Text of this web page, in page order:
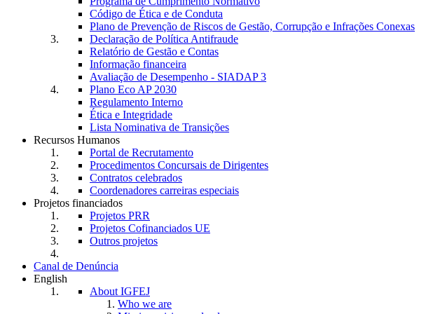
Código de Ética e de Conduta
Plano de Prevenção de Riscos de Gestão, Corrupção e Infrações Conexas
Declaração de Política Antifraude
Relatório de Gestão e Contas
Informação financeira
Avaliação de Desempenho - SIADAP 3
Plano Eco AP 2030
Regulamento Interno
Ética e Integridade
Lista Nominativa de Transições
Recursos Humanos
Portal de Recrutamento
Procedimentos Concursais de Dirigentes
Contratos celebrados
Coordenadores carreiras especiais
Projetos financiados
Projetos PRR
Projetos Cofinanciados UE
Outros projetos
Canal de Denúncia
English
About IGFEJ
Who we are